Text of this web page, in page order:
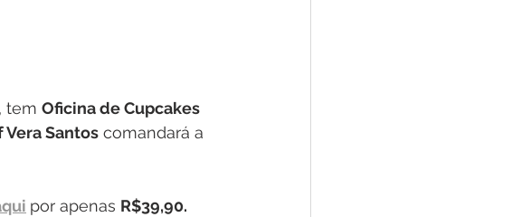
, tem Oficina de Cupcakes
Vera Santos comandará a
por apenas R$39,90.